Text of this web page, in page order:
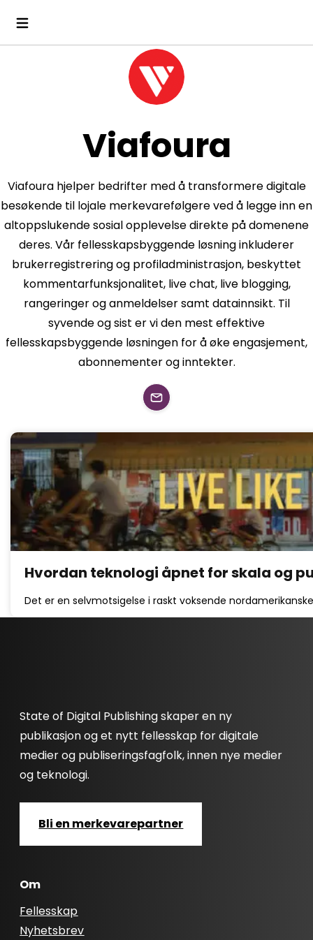
Viafoura
Viafoura hjelper bedrifter med å transformere digitale
besøkende til lojale merkevarefølgere ved å legge inn en
altoppslukende sosial opplevelse direkte på domenene
deres. Vår fellesskapsbyggende løsning inkluderer
brukerregistrering og profiladministrasjon, beskyttet
kommentarfunksjonalitet, live chat, live blogging,
rangeringer og anmeldelser samt datainnsikt. Til
syvende og sist er vi den mest effektive
fellesskapsbyggende løsningen for å øke engasjement,
abonnementer og inntekter.
Hvordan teknologi åpnet for skala og
Det er en selvmotsigelse i raskt voksende
State of Digital Publishing skaper en ny
publikasjon og et nytt fellesskap for digitale
medier og publiseringsfagfolk, innen nye medier
og teknologi.
Bli en merkevarepartner
Om
Fellesskap
Nyhetsbrev